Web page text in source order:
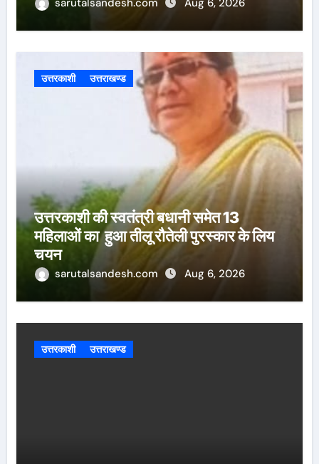
sarutalsandesh.com Aug 6, 2026
उत्तरकाशी उत्तराखण्ड
उत्तरकाशी की स्वतंत्री बधानी समेत 13
महिलाओं का हुआ तीलू रौतेली पुरस्कार के लिय
चयन
sarutalsandesh.com Aug 6, 2026
उत्तरकाशी उत्तराखण्ड